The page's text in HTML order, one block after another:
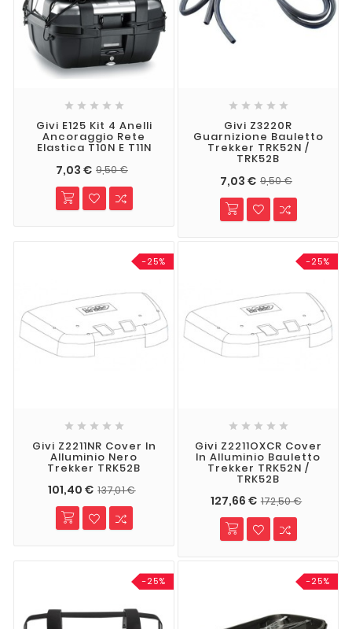
    
Givi E125 Kit 4 Anelli
Ancoraggio Rete
Elastica T10N E T11N
7,03 € 9,50 €
    
Givi Z3220R
Guarnizione Bauletto
Trekker TRK52N /
TRK52B
7,03 € 9,50 €
-25%
    
Givi Z2211NR Cover In
Alluminio Nero
Trekker TRK52B
101,40 € 137,01 €
-25%
    
Givi Z2211OXCR Cover
In Alluminio Bauletto
Trekker TRK52N /
TRK52B
127,66 € 172,50 €
-25% -25%